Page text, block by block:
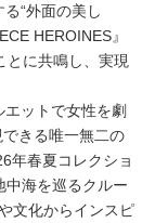
“外面の美し
HEROINES』
とに共鳴し、実現
エットで女性を劇
きる唯一無二の
年春夏コレクショ
中海を巡るクルー
文化からインスピ